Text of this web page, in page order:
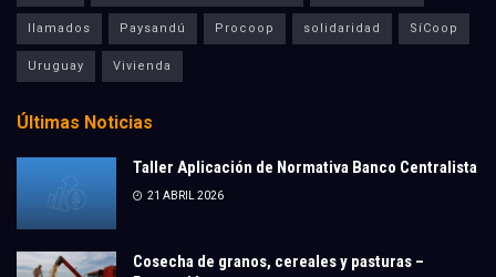
llamados Paysandú Procoop solidaridad SíCoop
Uruguay Vivienda
Últimas Noticias
Taller Aplicación de Normativa Banco Centralista
21 ABRIL 2026
Cosecha de granos, cereales y pasturas –